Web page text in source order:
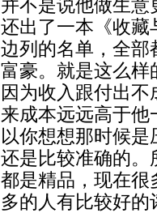
并不是说他做生
还出了一本《收藏
边列的名单，全部
富豪。就是这么样
因为收入跟付出
来成本远远高于
以你想想那时候
还是比较准确的。
都是精品，现在很
多的人有比较好的